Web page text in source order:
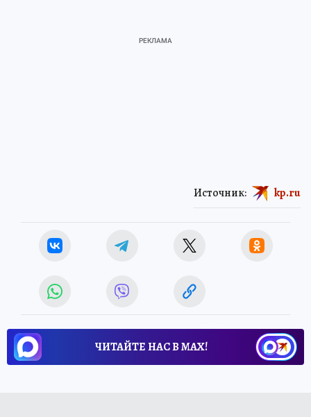
Источник: kp.ru
ЧИТАЙТЕ НАС В МАХ!